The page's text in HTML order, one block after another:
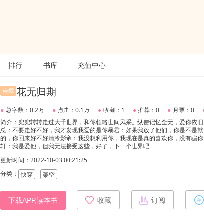
排行 书库 充值中心
连载 花无归期
● 总字数：0.2万 ● 点击：0.1万 ● 收藏：1 ● 推荐：0 ● 月票：0
简介：兜兜转转走过大千世界，和你领略世间风采。纵使记忆全无，爱你依
总：不要走好不好，我才发现我爱的是你暴君：如果我放了他们，你是不是
的，你回来好不好清冷影帝：我没想利用你，我现在是真的喜欢你，没有
轩：我是爱他，但我无法接受这些，好了，下一个世界吧
更新时间：2022-10-03 00:21:25
分类： 快穿 架空
下载APP,读本书 收藏 订阅